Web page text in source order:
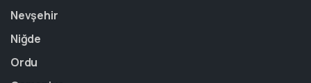
Nevşehir
Niğde
Ordu